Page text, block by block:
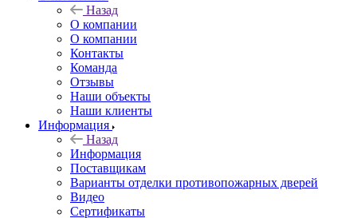
Назад
О компании
О компании
Контакты
Команда
Отзывы
Наши объекты
Наши клиенты
Информация
Назад
Информация
Поставщикам
Варианты отделки противопожарных дверей
Видео
Сертификаты